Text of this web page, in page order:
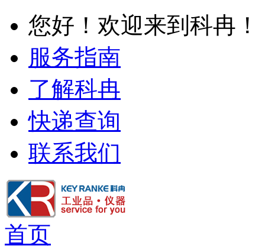
您好！欢迎来到科冉！
服务指南
了解科冉
快递查询
联系我们
首页